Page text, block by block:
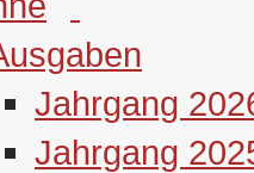
Jahrgang
Jahrgang